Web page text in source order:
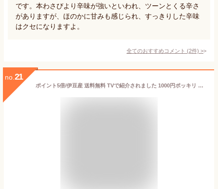
です。本わさびより辛味が強いといわれ、ツーンとくる辛さ
がありますが、ほのかに甘みも感じられ、すっきりした辛味
はクセになりますよ。
全てのおすすめコメント (2件) >
no. 21
ポイント5倍/伊豆産 送料無料 TVで紹介されました 1000円ポッキリ わさび味噌 本わさび 酵素食品 みそ 伊豆産 晩酌 おみやげ 山葵 ワサビ 辛い おかず味噌 ご飯のおとも お供 贈答品 激辛 お土産 免疫力 父の日 ギフト お歳暮 ホワイトデーギフト